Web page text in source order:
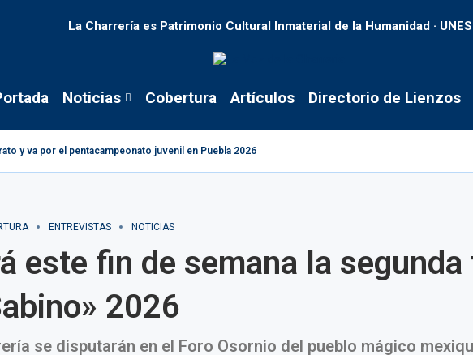
La Charrería es Patrimonio Cultural Inmaterial de la Humanidad ·
Noticias Cobertura Artículos Directorio de Lienzos
y va por el pentacampeonato juvenil en Puebla 2026
ENTREVISTAS NOTICIAS
este fin de semana la
2026
se disputarán en el Foro Osornio del pueblo mágico